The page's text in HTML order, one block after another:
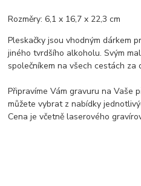
Rozměry: 6,1 x 16,7 x 22,3 cm
Pleskačky jsou vhodným dárkem
jiného tvrdšího alkoholu. Svým
společníkem na všech cestách za
Připravíme Vám gravuru na Vaše
můžete vybrat z nabídky
Cena je včetně laserového